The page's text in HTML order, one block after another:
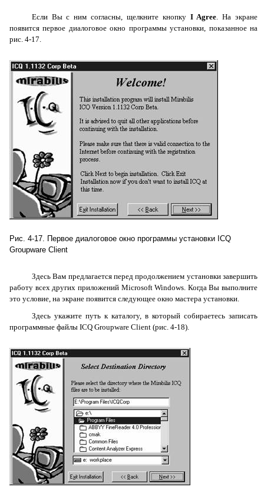
Если Вы с ним согласны, щелкните кнопку I Agree. На экране
появится первое диалоговое окно программы установки, показанное на
рис. 4-17.
Рис. 4-17. Первое диалоговое окно программы установки ICQ
Groupware Client
Здесь Вам предлагается перед продолжением установки завершить
работу всех других приложений Microsoft Windows. Когда Вы выполните
это условие, на экране появится следующее окно мастера установки.
Здесь укажите путь к каталогу, в который собираетесь записать
программные файлы ICQ Groupware Client (рис. 4-18).